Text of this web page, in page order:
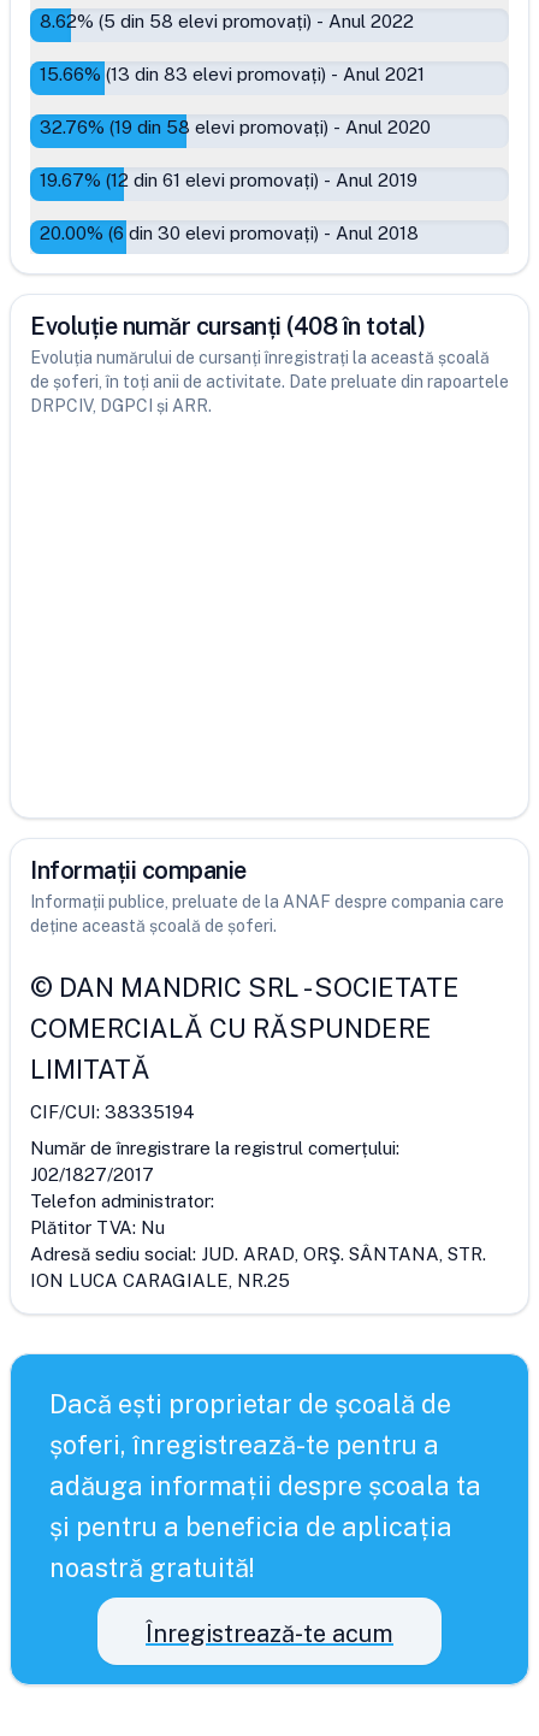
8.62% (5 din 58 elevi promovați) - Anul 2022
15.66% (13 din 83 elevi promovați) - Anul 2021
32.76% (19 din 58 elevi promovați) - Anul 2020
19.67% (12 din 61 elevi promovați) - Anul 2019
20.00% (6 din 30 elevi promovați) - Anul 2018
Evoluție număr cursanți (408 în total)
Evoluția numărului de cursanți înregistrați la această școală
de șoferi, în toți anii de activitate. Date preluate din rapoartele
DRPCIV, DGPCI și ARR.
Informații companie
Informații publice, preluate de la ANAF despre compania care
deține această școală de șoferi.
© DAN MANDRIC SRL-SOCIETATE
COMERCIALĂ CU RĂSPUNDERE
LIMITATĂ
CIF/CUI: 38335194
Număr de înregistrare la registrul comerțului:
J02/1827/2017
Telefon administrator:
Plătitor TVA: Nu
Adresă sediu social: JUD. ARAD, ORŞ. SÂNTANA, STR.
ION LUCA CARAGIALE, NR.25
Dacă ești proprietar de școală de
șoferi, înregistrează-te pentru a
adăuga informații despre școala ta
și pentru a beneficia de aplicația
noastră gratuită!
Înregistrează-te acum